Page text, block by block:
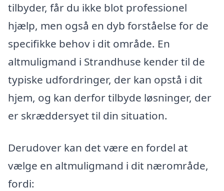
tilbyder, får du ikke blot professionel
hjælp, men også en dyb forståelse for de
specifikke behov i dit område. En
altmuligmand i Strandhuse kender til de
typiske udfordringer, der kan opstå i dit
hjem, og kan derfor tilbyde løsninger, der
er skræddersyet til din situation.
Derudover kan det være en fordel at
vælge en altmuligmand i dit nærområde,
fordi: